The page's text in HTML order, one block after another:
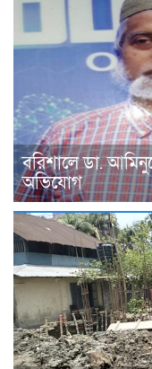
বরিশালে ডা.
অভিযোগ